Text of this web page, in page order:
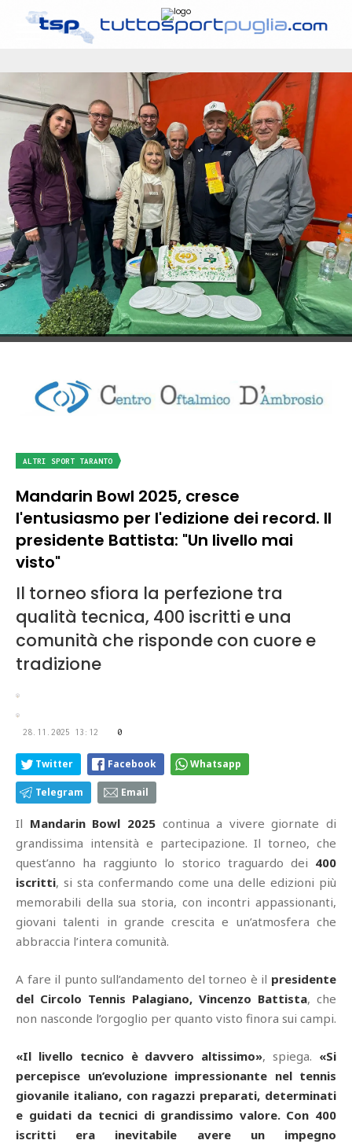
ALTRI SPORT TARANTO
Mandarin Bowl 2025, cresce
l'entusiasmo per l'edizione dei record. Il
presidente Battista: "Un livello mai
visto"
Il torneo sfiora la perfezione tra
qualità tecnica, 400 iscritti e una
comunità che risponde con cuore e
tradizione
28.11.2025 13:12 0
Twitter Facebook Whatsapp
Telegram Email
Il Mandarin Bowl 2025continua a vivere giornate di
grandissima intensità e partecipazione. Il torneo, che
quest’anno ha raggiunto lo storico traguardo dei 400
iscritti, si sta confermando come una delle edizioni più
memorabili della sua storia, con incontri appassionanti,
giovani talenti in grande crescita e un’atmosfera che
abbraccia l’intera comunità.
A fare il punto sull’andamento del torneo è il presidente
del Circolo Tennis Palagiano, Vincenzo Battista, che
non nasconde l’orgoglio per quanto visto finora sui campi.
«Il livello tecnico è davvero altissimo», spiega. «Si
percepisce un’evoluzione impressionante nel tennis
giovanile italiano, con ragazzi preparati, determinati
e guidati da tecnici di grandissimo valore. Con 400
iscritti era inevitabile avere un impegno